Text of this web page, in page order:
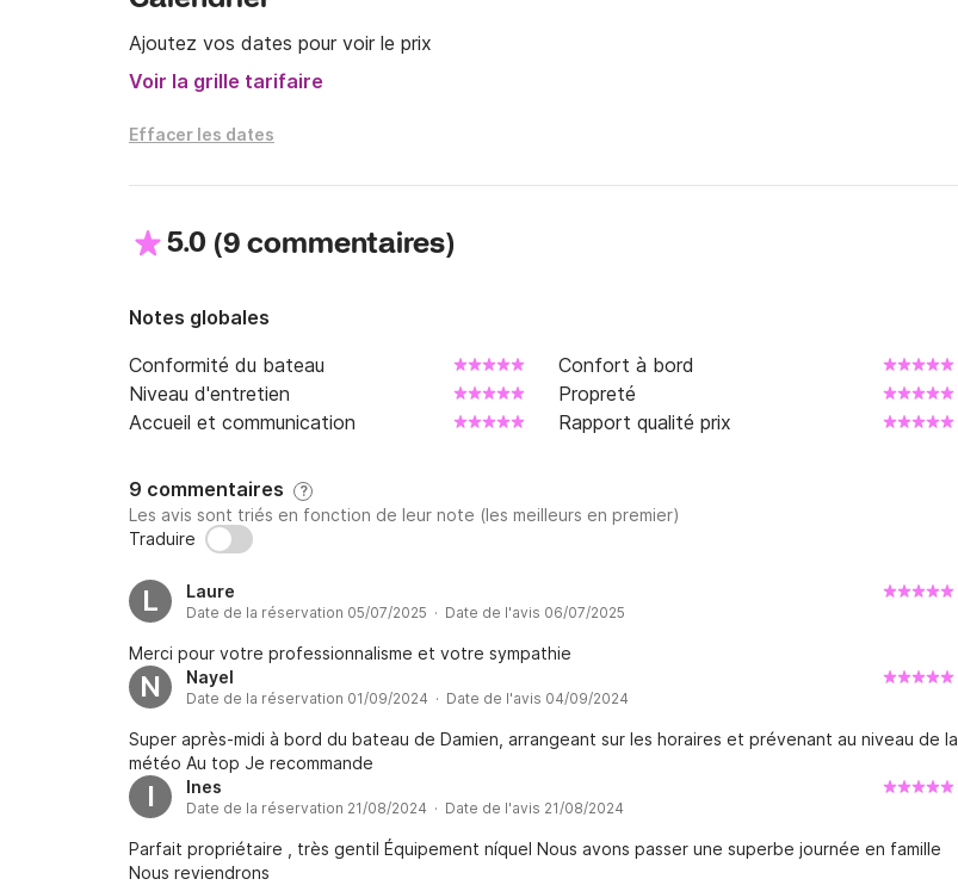
Ajoutez vos dates pour voir le prix
Voir la grille tarifaire
Effacer les dates
5.0 (9 commentaires)
Notes globales
Conformité du bateau
Confort à bord
Niveau d'entretien
Propreté
Accueil et communication
Rapport qualité prix
9 commentaires ?
Les avis sont triés en fonction de leur note (les meilleurs en premier)
Traduire
L Laure
Date de la réservation 05/07/2025 · Date de l'avis 06/07/2025
Merci pour votre professionnalisme et votre sympathie
N Nayel
Date de la réservation 01/09/2024 · Date de l'avis 04/09/2024
Super après-midi à bord du bateau de Damien, arrangeant sur les horaires et prévenant au niveau de la
météo Au top Je recommande
I Ines
Date de la réservation 21/08/2024 · Date de l'avis 21/08/2024
Parfait propriétaire , très gentil Équipement níquel Nous avons passer une superbe journée en famille
Nous reviendrons